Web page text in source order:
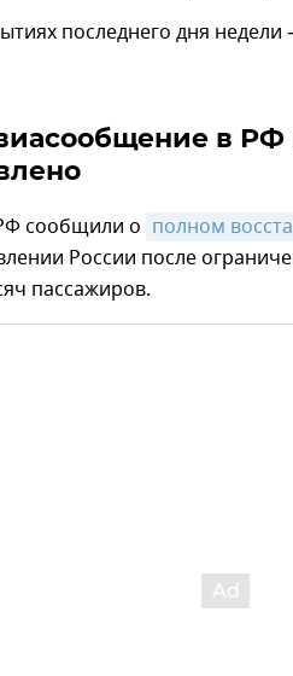
последнего дня недели
в РФ
сообщили о полном
России после
пассажиров.